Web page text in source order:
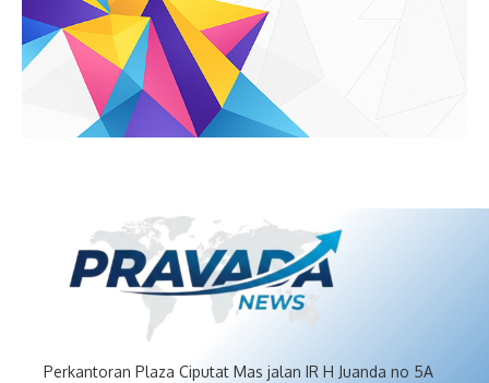
Perkantoran Plaza Ciputat Mas jalan IR H Juanda no 5A